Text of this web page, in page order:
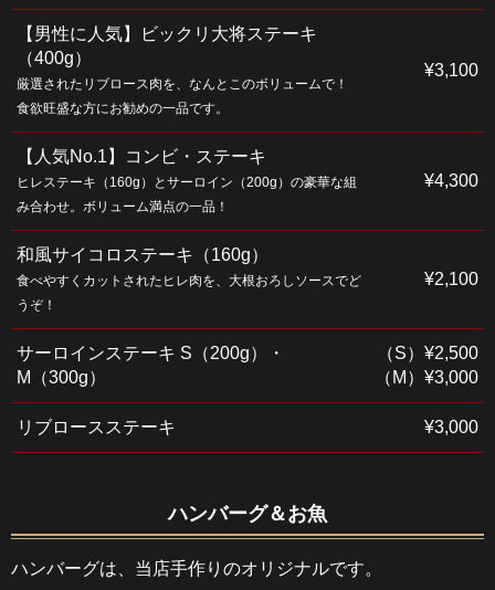
【男性に人気】ビックリ大将ステーキ
（400g）
厳選されたリブロース肉を、なんとこのボリュームで！
食欲旺盛な方にお勧めの一品です。
¥3,100
【人気No.1】コンビ・ステーキ
ヒレステーキ（160g）とサーロイン（200g）の豪華な組
み合わせ。ボリューム満点の一品！
¥4,300
和風サイコロステーキ（160g）
食べやすくカットされたヒレ肉を、大根おろしソースでど
うぞ！
¥2,100
サーロインステーキ S（200g）・
M（300g）
（S）¥2,500
（M）¥3,000
リブロースステーキ ¥3,000
ハンバーグ＆お魚
ハンバーグは、当店手作りのオリジナルです。